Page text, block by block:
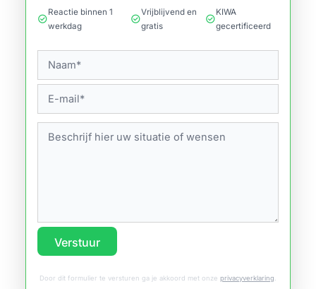
check_circle
Reactie binnen 1
werkdag
check_circle
Vrijblijvend en
gratis
check_circle
KIWA
gecertificeerd
Verstuur
Door dit formulier te versturen ga je akkoord met onze privacyverklaring